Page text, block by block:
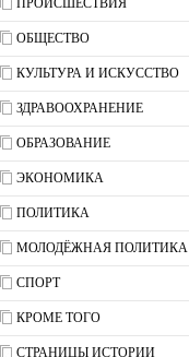
ПРОИСШЕСТВИЯ
ОБЩЕСТВО
КУЛЬТУРА И ИСКУССТВО
ЗДРАВООХРАНЕНИЕ
ОБРАЗОВАНИЕ
ЭКОНОМИКА
ПОЛИТИКА
МОЛОДЁЖНАЯ ПОЛИТИКА
СПОРТ
КРОМЕ ТОГО
СТРАНИЦЫ ИСТОРИИ